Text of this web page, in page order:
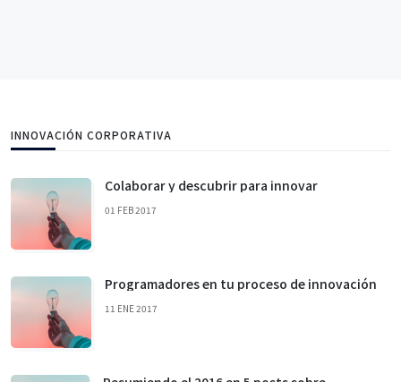
INNOVACIÓN CORPORATIVA
Colaborar y descubrir para innovar
01 FEB 2017
Programadores en tu proceso de innovación
11 ENE 2017